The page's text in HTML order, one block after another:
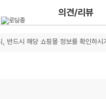
의견/리뷰
반드시 해당 쇼핑몰 정보를 확인하시